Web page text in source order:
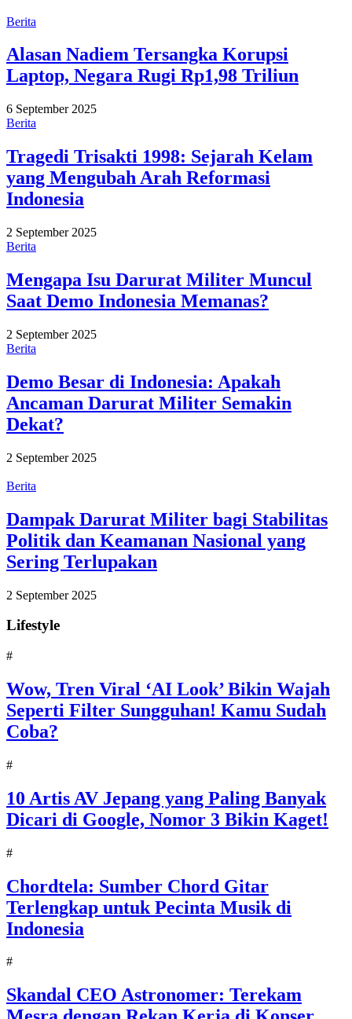
Berita
Alasan Nadiem Tersangka Korupsi
Laptop, Negara Rugi Rp1,98 Triliun
6 September 2025
Berita
Tragedi Trisakti 1998: Sejarah Kelam
yang Mengubah Arah Reformasi
Indonesia
2 September 2025
Berita
Mengapa Isu Darurat Militer Muncul
Saat Demo Indonesia Memanas?
2 September 2025
Berita
Demo Besar di Indonesia: Apakah
Ancaman Darurat Militer Semakin
Dekat?
2 September 2025
Berita
Dampak Darurat Militer bagi Stabilitas
Politik dan Keamanan Nasional yang
Sering Terlupakan
2 September 2025
Lifestyle
#
Wow, Tren Viral ‘AI Look’ Bikin Wajah
Seperti Filter Sungguhan! Kamu Sudah
Coba?
#
10 Artis AV Jepang yang Paling Banyak
Dicari di Google, Nomor 3 Bikin Kaget!
#
Chordtela: Sumber Chord Gitar
Terlengkap untuk Pecinta Musik di
Indonesia
#
Skandal CEO Astronomer: Terekam